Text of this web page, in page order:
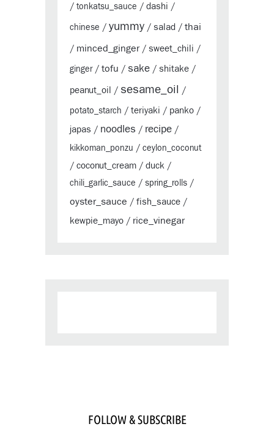
/ tonkatsu_sauce / dashi /
chinese / yummy / salad / thai
/ minced_ginger/ sweet_chili /
ginger/ tofu / sake / shitake /
peanut_oil / sesame_oil /
potato_starch / teriyaki / panko /
japas / noodles / recipe /
kikkoman_ponzu / ceylon_coconut
/ coconut_cream / duck /
chili_garlic_sauce / spring_rolls /
oyster_sauce / fish_sauce /
kewpie_mayo / rice_vinegar
FOLLOW & SUBSCRIBE